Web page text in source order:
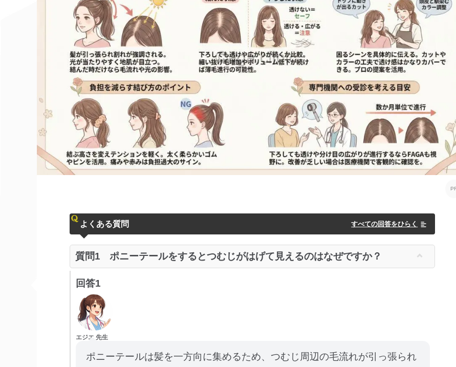
よくある質問 すべての回答をひらく
質問1 ポニーテールをするとつむじがはげて見えるのはなぜですか？
回答1
エジエ 先生
ポニーテールは髪を一方向に集めるため、つむじ周辺の毛流れが引っ張られ